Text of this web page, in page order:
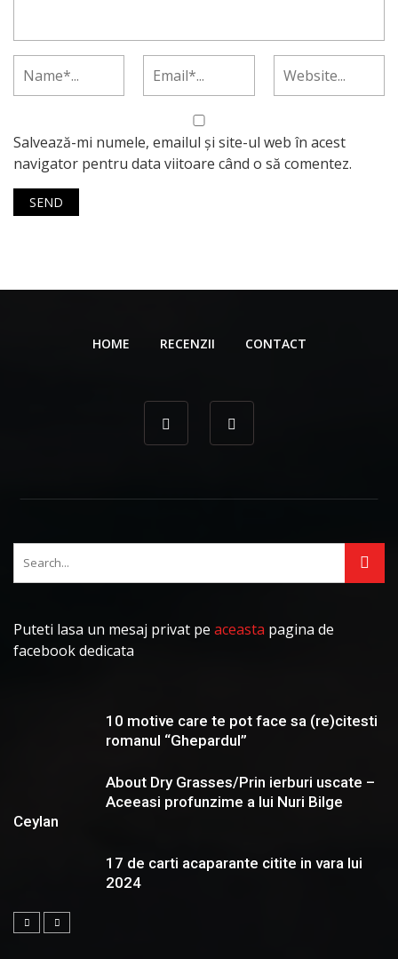
Salvează-mi numele, emailul și site-ul web în acest
navigator pentru data viitoare când o să comentez.
HOME RECENZII CONTACT
Puteti lasa un mesaj privat pe aceasta pagina de
facebook dedicata
10 motive care te pot face sa (re)citesti
romanul “Ghepardul”
About Dry Grasses/Prin ierburi uscate –
Aceeasi profunzime a lui Nuri Bilge
Ceylan
17 de carti acaparante citite in vara lui
2024